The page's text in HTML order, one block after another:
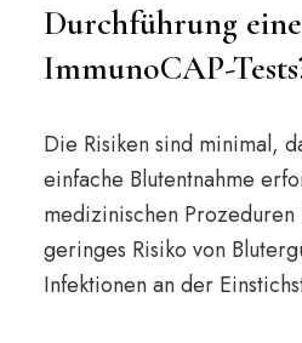
Durchführung
ImmunoCAP-
Die Risiken sind minimal,
einfache Blutentnahme
medizinischen
geringes Risiko von
Infektionen an der